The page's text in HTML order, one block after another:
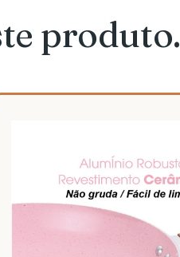
produto.